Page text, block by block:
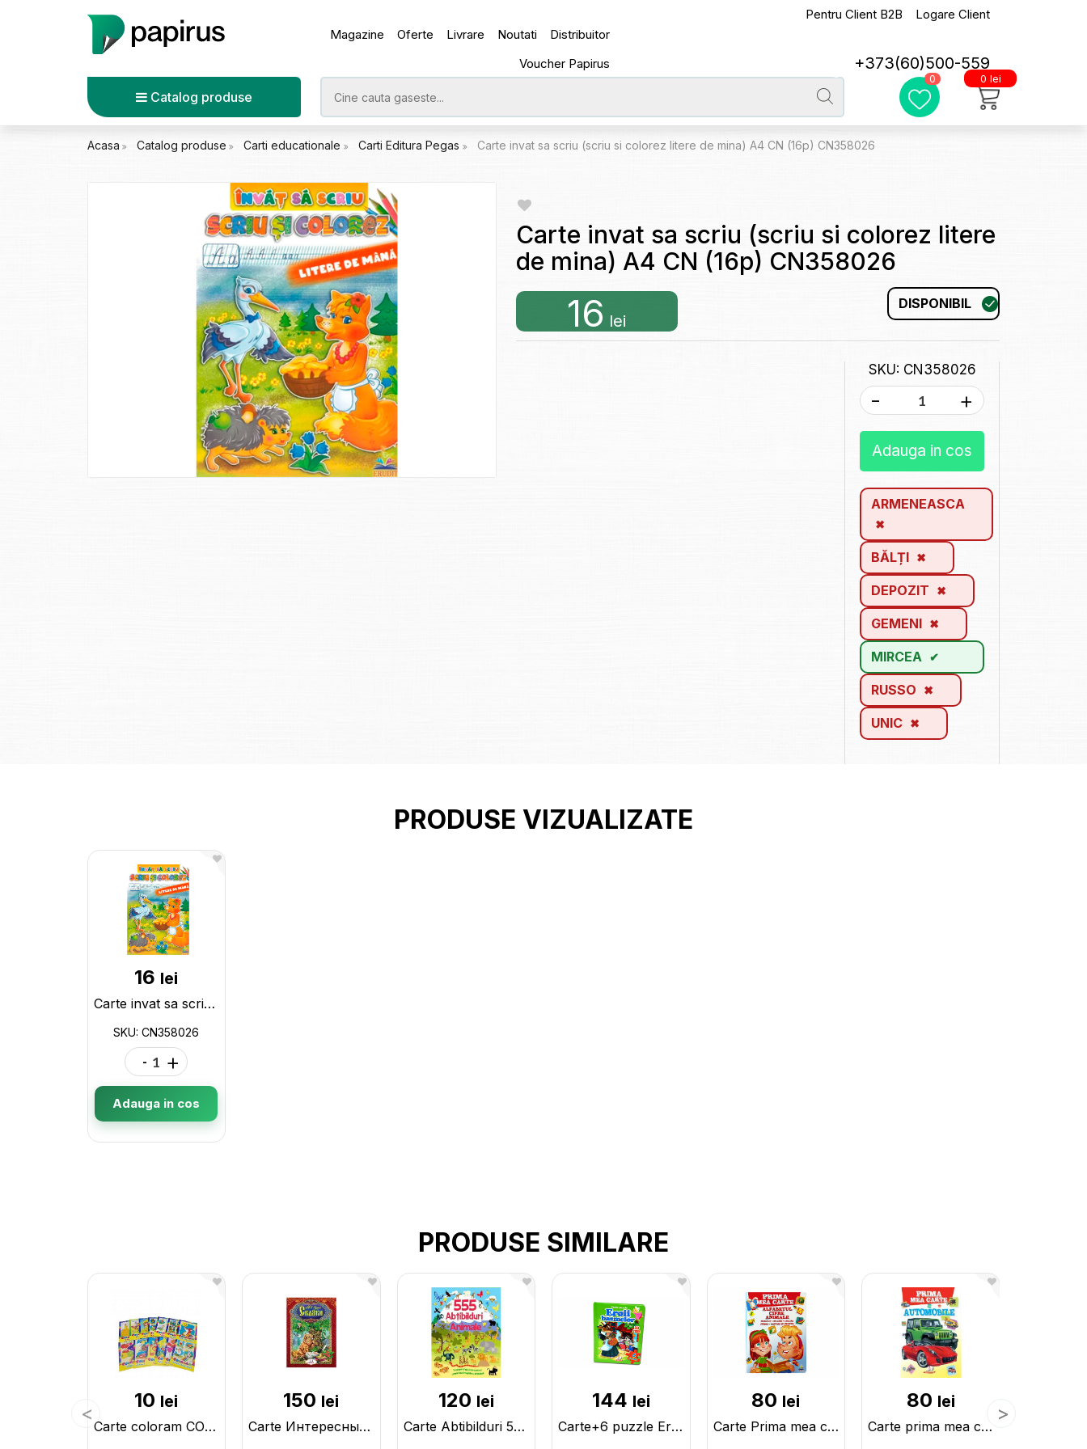
Magazine Oferte Livrare Noutati
Distribuitor
Voucher Papirus
Pentru Client B2B Logare Client
+373(60)500-559
Catalog produse
0 0 lei
Acasa Catalog produse Carti educationale Carti Editura Pegas Carte invat sa scriu (scriu si colorez litere de mina) A4 CN (16p) CN358026
Carte invat sa scriu (scriu si colorez litere
de mina) A4 CN (16p) CN358026
16 lei
DISPONIBIL
SKU: CN358026
- +
Adauga in cos
ARMENEASCA
BĂLȚI
DEPOZIT
GEMENI
MIRCEA
RUSSO
UNIC
PRODUSE VIZUALIZATE
16 lei
Carte invat sa scriu (scriu si colorez litere de mina) A4 CN (16p) CN358026
SKU: CN358026
- +
Adauga in cos
PRODUSE SIMILARE
10 lei
Carte coloram COLORAM- MIX CN0077
150 lei
Carte Интересный мир_Сказки А.Пушкин CN132901
120 lei
Carte Abtibilduri 555-animale CN133417
144 lei
Carte+6 puzzle Eroii basmelor CN133427
80 lei
Carte Prima mea carte Alfabet+Cifre CN134363
80 lei
Carte prima mea carte Automobile CN137319